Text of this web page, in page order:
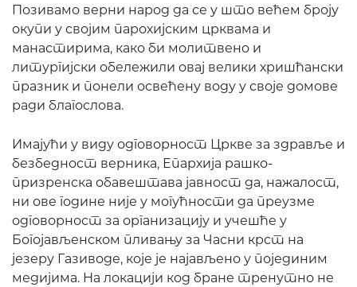
Позивамо верни народ да се у што већем броју
окупи у својим парохијским црквама и
манастирима, како би молитвено и
литургијски обележили овај велики хришћански
празник и понели освећену воду у своје домове
ради благослова.
Имајући у виду одговорност Цркве за здравље и
безбедност верника, Епархија рашко-
призренска обавештава јавност да, нажалост,
ни ове године није у могућности да преузме
одговорност за организацију и учешће у
Богојављенском пливању за Часни крст на
језеру Газиводе, које је најављено у појединим
медијима. На локацији код бране тренутно не